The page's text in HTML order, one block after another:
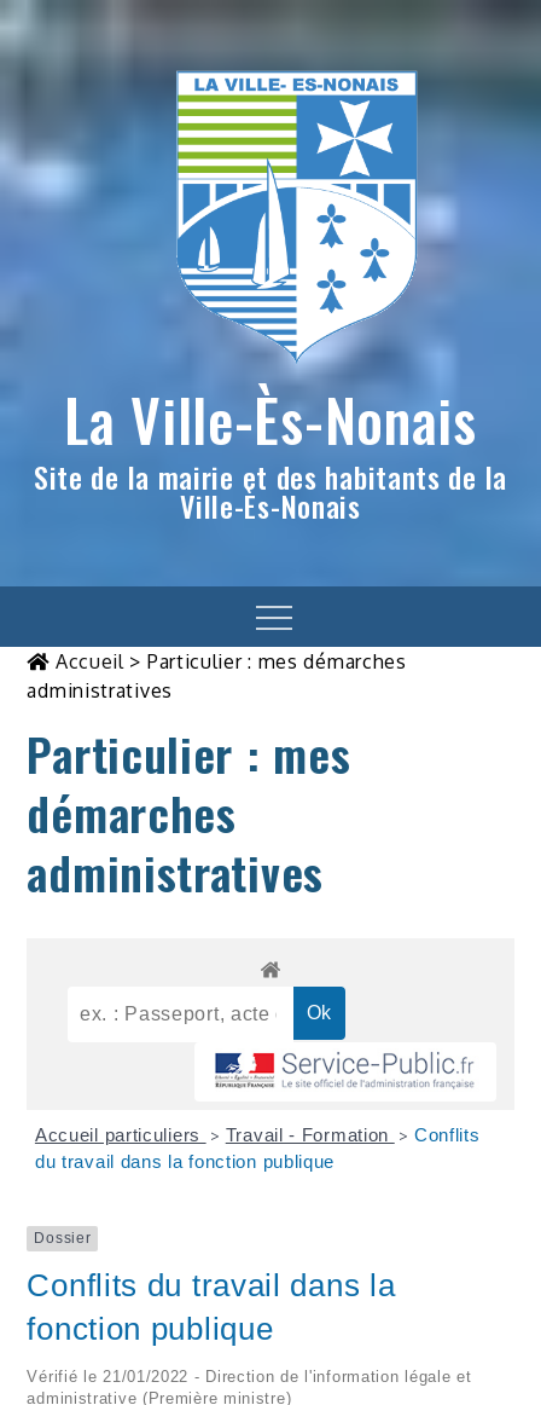
Skip
to
La Ville-Ès-Nonais
Site de la mairie et des habitants de la
Ville-Ès-Nonais
Menu
Accueil> Particulier : mes démarches
administratives
Particulier : mes
démarches
administratives
Accueil particuliers > Travail - Formation > Conflits
du travail dans la fonction publique
Dossier
Conflits du travail dans la
fonction publique
Vérifié le 21/01/2022 - Direction de l'information légale et
administrative (Première ministre)